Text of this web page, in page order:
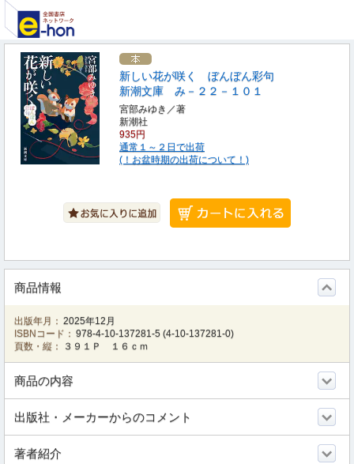
新しい花が咲く ぼんぼん彩句
新潮文庫 み－２２－１０１
宮部みゆき／著
新潮社
935円
通常１～２日で出荷
(！お盆時期の出荷について！)
商品情報
出版年月： 2025年12月
ISBNコード： 978-4-10-137281-5 (4-10-137281-0)
頁数・縦：
３９１Ｐ １６ｃｍ
商品の内容
出版社・メーカーからのコメント
著者紹介